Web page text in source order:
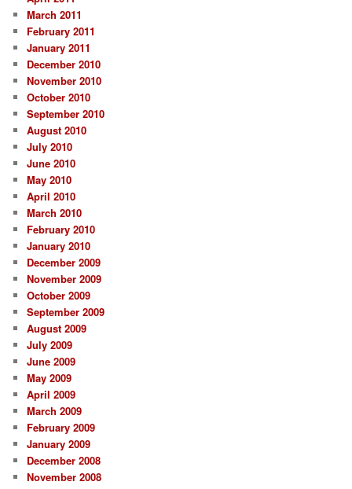
March 2011
February 2011
January 2011
December 2010
November 2010
October 2010
September 2010
August 2010
July 2010
June 2010
May 2010
April 2010
March 2010
February 2010
January 2010
December 2009
November 2009
October 2009
September 2009
August 2009
July 2009
June 2009
May 2009
April 2009
March 2009
February 2009
January 2009
December 2008
November 2008